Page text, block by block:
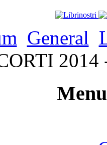
General
2014